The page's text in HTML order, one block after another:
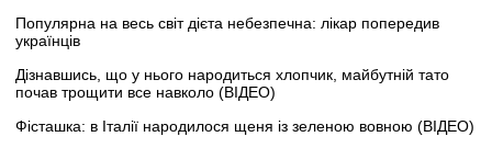
Популярна на весь світ дієта небезпечна: лікар попередив
українців
Дізнавшись, що у нього народиться хлопчик, майбутній тато
почав трощити все навколо (ВІДЕО)
Фісташка: в Італії народилося щеня із зеленою вовною (ВІДЕО)